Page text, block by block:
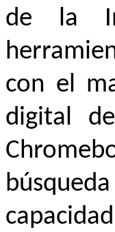
de la
con el
digital